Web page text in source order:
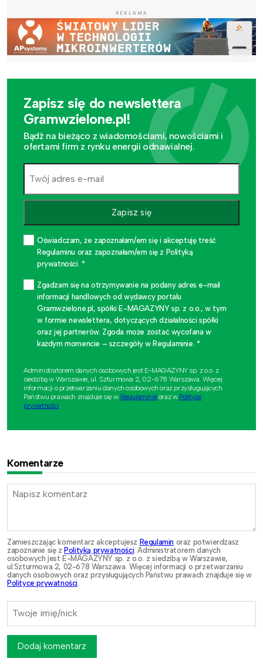
REKLAMA
Zapisz się do newslettera
Gramwzielone.pl!
Bądź na bieżąco z wiadomościami, nowościami i
ofertami firm z rynku energii odnawialnej.
Zapisz się
Oświadczam, że zapoznałam/em się i akceptuję treść
Regulaminu oraz zapoznałam/em się z Polityką
prywatności. *
Zgadzam się na otrzymywanie na podany adres e-mail
informacji handlowych od wydawcy portalu
Gramwzielone.pl, spółki E-MAGAZYNY sp. z o.o., w tym
w formie newslettera, dotyczących działalności spółki
oraz jej partnerów. Zgoda może zostać wycofana w
każdym momencie – szczegóły w Regulaminie. *
Administratorem danych osobowych jest E-MAGAZYNY sp. z o.o. z
siedzibą w Warszawie, ul. Szturmowa 2, 02-678 Warszawa. Więcej
informacji o przetwarzaniu danych osobowych oraz przysługujących
Państwu prawach znajduje się w Regulaminieoraz w Polityce
prywatności.
Komentarze
Zamieszczając komentarz akceptujesz Regulamin oraz potwierdzasz
zapoznanie się zPolityką prywatności . Administratorem danych
osobowych jest E-MAGAZYNY sp. z o.o. z siedzibą w Warszawie,
ul.Szturmowa 2, 02-678 Warszawa. Więcej informacji o przetwarzaniu
danych osobowych oraz przysługujących Państwu prawach znajduje się w
Polityce prywatności
Dodaj komentarz